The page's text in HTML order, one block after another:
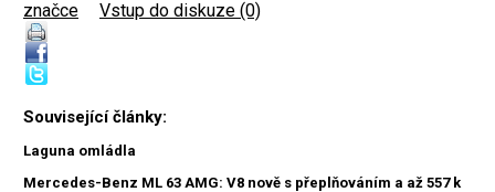
značce
Vstup do diskuze (0)
Související články:
Laguna omládla
Mercedes-Benz ML 63 AMG: V8 nově s přeplňováním a až 557 k